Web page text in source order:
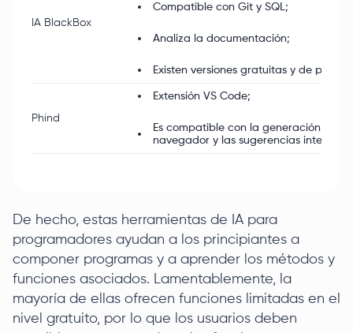
IA BlackBox
Compatible con Git y SQL;
Analiza la documentación;
Existen versiones gratuitas y de pago.
Phind
Extensión VS Code;
Es compatible con la generación de
navegador y las sugerencias
De hecho, estas herramientas de IA para
programadores ayudan a los principiantes a
componer programas y a aprender los métodos y
funciones asociados. Lamentablemente, la
mayoría de ellas ofrecen funciones limitadas en el
nivel gratuito, por lo que los usuarios deben